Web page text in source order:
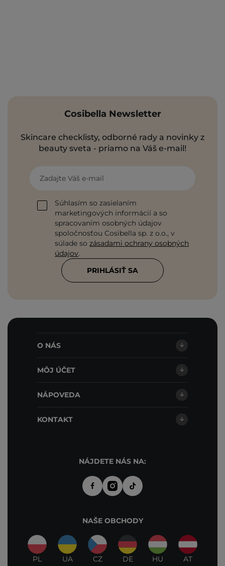
Cosibella Newsletter
Skincare checklisty, odborné rady a novinky z
beauty sveta - priamo na Váš e-mail!
Zadajte Váš e-mail
Súhlasím so zasielaním
marketingových informácií a so
spracovaním osobných údajov
spoločnosťou Cosibella sp. z o.o., v
súlade so zásadami ochrany osobných
údajov.
PRIHLÁSIŤ SA
O NÁS
MÔJ ÚČET
NÁPOVEDA
KONTAKT
NÁJDETE NÁS NA:
NAŠE OBCHODY
PL UA CZ DE HU AT